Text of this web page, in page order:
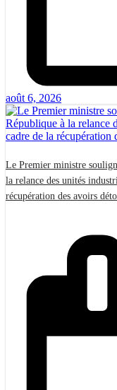
août 6, 2026
Le Premier ministre
la relance des unités
récupération des avoirs